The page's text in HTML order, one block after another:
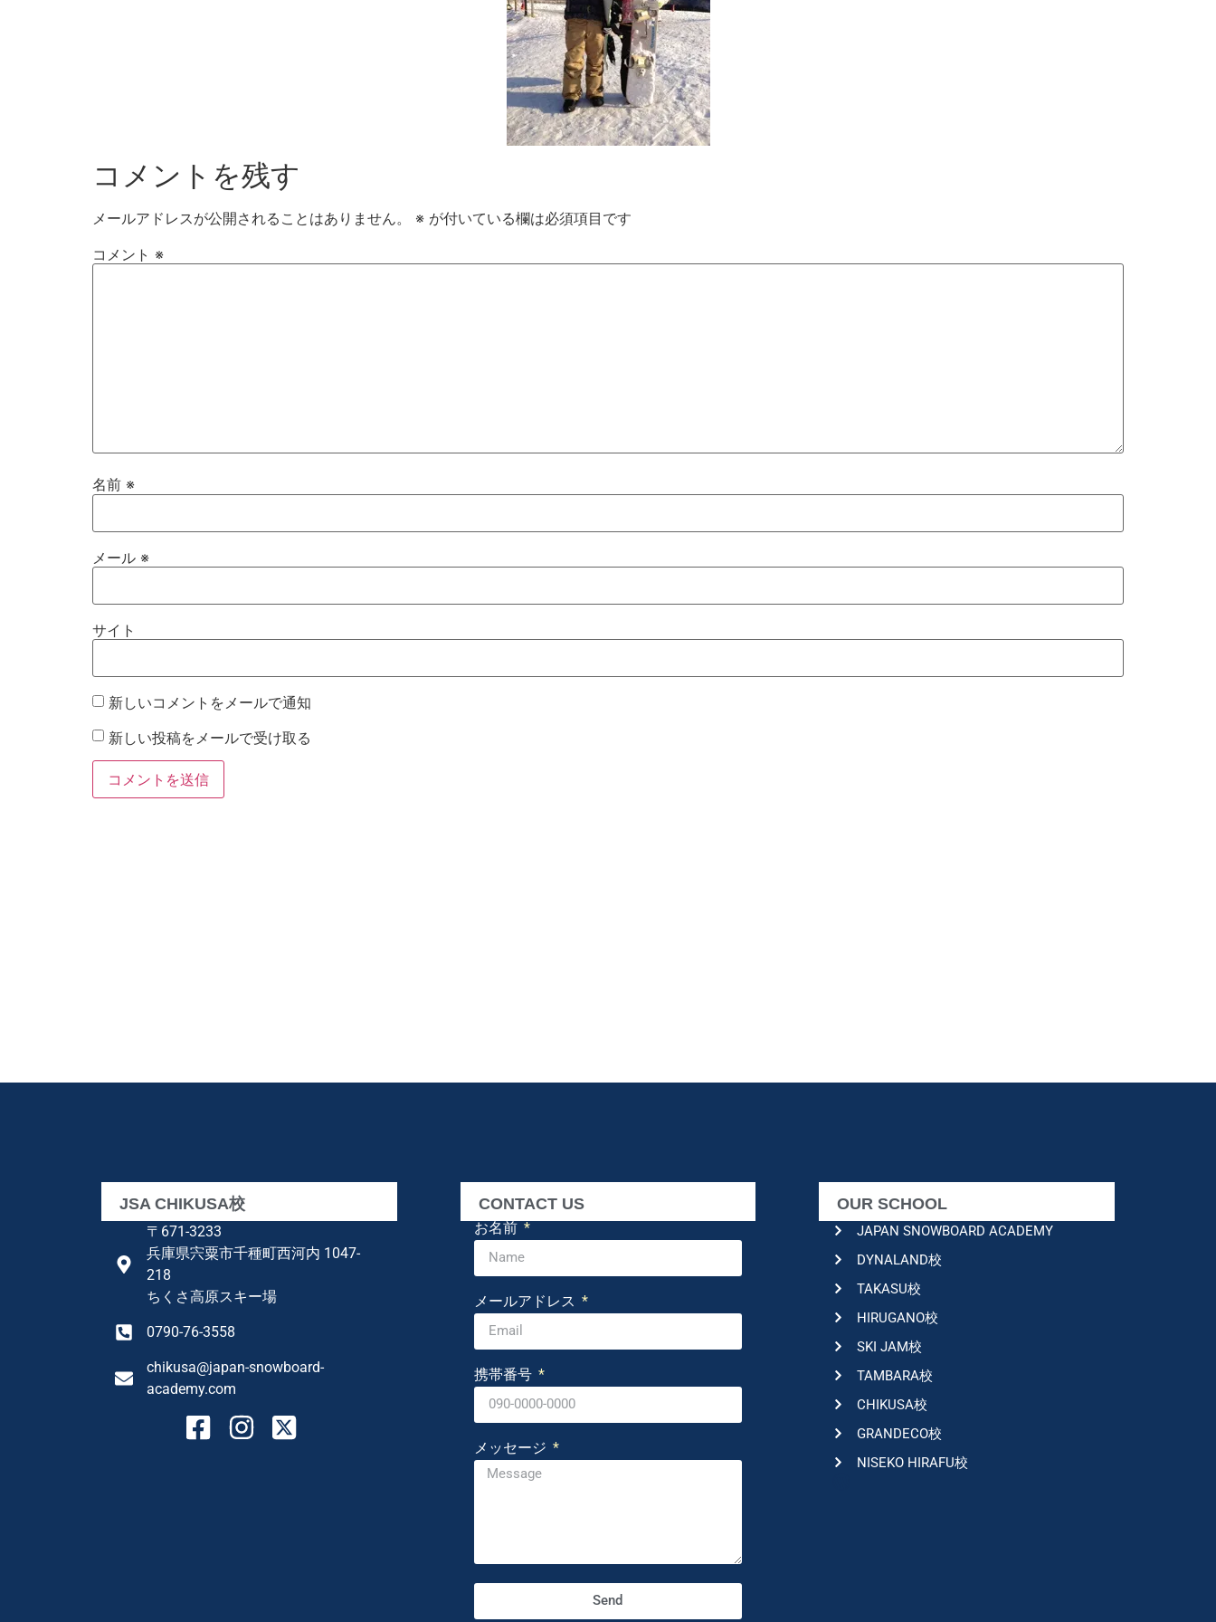
コメントを残す
メールアドレスが公開されることはありません。 ※ が付いている欄は必須項目です
コメント ※
名前 ※
メール ※
サイト
新しいコメントをメールで通知
新しい投稿をメールで受け取る
JSA CHIKUSA校
〒671-3233
兵庫県宍粟市千種町西河内 1047-
218
ちくさ高原スキー場
0790-76-3558
chikusa@japan-snowboard-
academy.com
CONTACT US
お名前
メールアドレス
携帯番号
メッセージ
Send
OUR SCHOOL
JAPAN SNOWBOARD ACADEMY
DYNALAND校
TAKASU校
HIRUGANO校
SKI JAM校
TAMBARA校
CHIKUSA校
GRANDECO校
NISEKO HIRAFU校